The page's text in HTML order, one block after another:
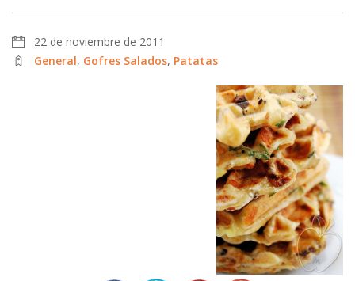
22 de noviembre de 2011
General, Gofres Salados, Patatas